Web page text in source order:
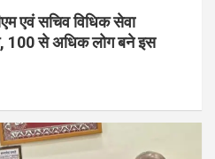
एवं सचिव विधिक सेवा
100 से अधिक लोग बने इस